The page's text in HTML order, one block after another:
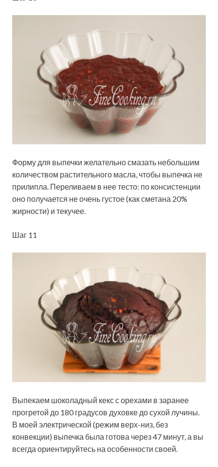
Форму для выпечки желательно смазать небольшим
количеством растительного масла, чтобы выпечка не
прилипла. Переливаем в нее тесто: по консистенции
оно получается не очень густое (как сметана 20%
жирности) и текучее.
Шаг 11
Выпекаем шоколадный кекс с орехами в заранее
прогретой до 180 градусов духовке до сухой лучины.
В моей электрической (режим верх-низ, без
конвекции) выпечка была готова через 47 минут, а вы
всегда ориентируйтесь на особенности своей.